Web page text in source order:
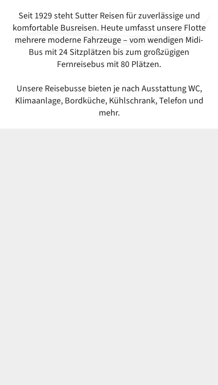
Seit 1929 steht Sutter Reisen für zuverlässige und
komfortable Busreisen. Heute umfasst unsere Flotte
mehrere moderne Fahrzeuge – vom wendigen Midi-
Bus mit 24 Sitzplätzen bis zum großzügigen
Fernreisebus mit 80 Plätzen.
Unsere Reisebusse bieten je nach Ausstattung WC,
Klimaanlage, Bordküche, Kühlschrank, Telefon und
mehr.